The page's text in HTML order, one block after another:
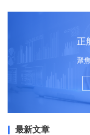
正
聚
最新文章